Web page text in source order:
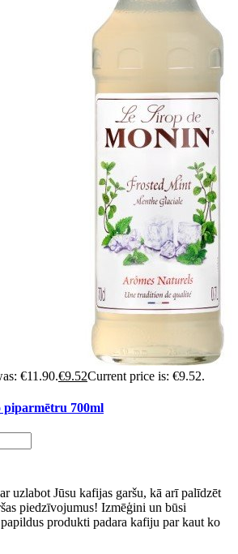
€11.90.€9.52Current price is: €9.52.
piparmētru 700ml
uzlabot Jūsu kafijas garšu, kā arī palīdzēt
piedzīvojumus! Izmēģini un būsi
produkti padara kafiju par kaut ko